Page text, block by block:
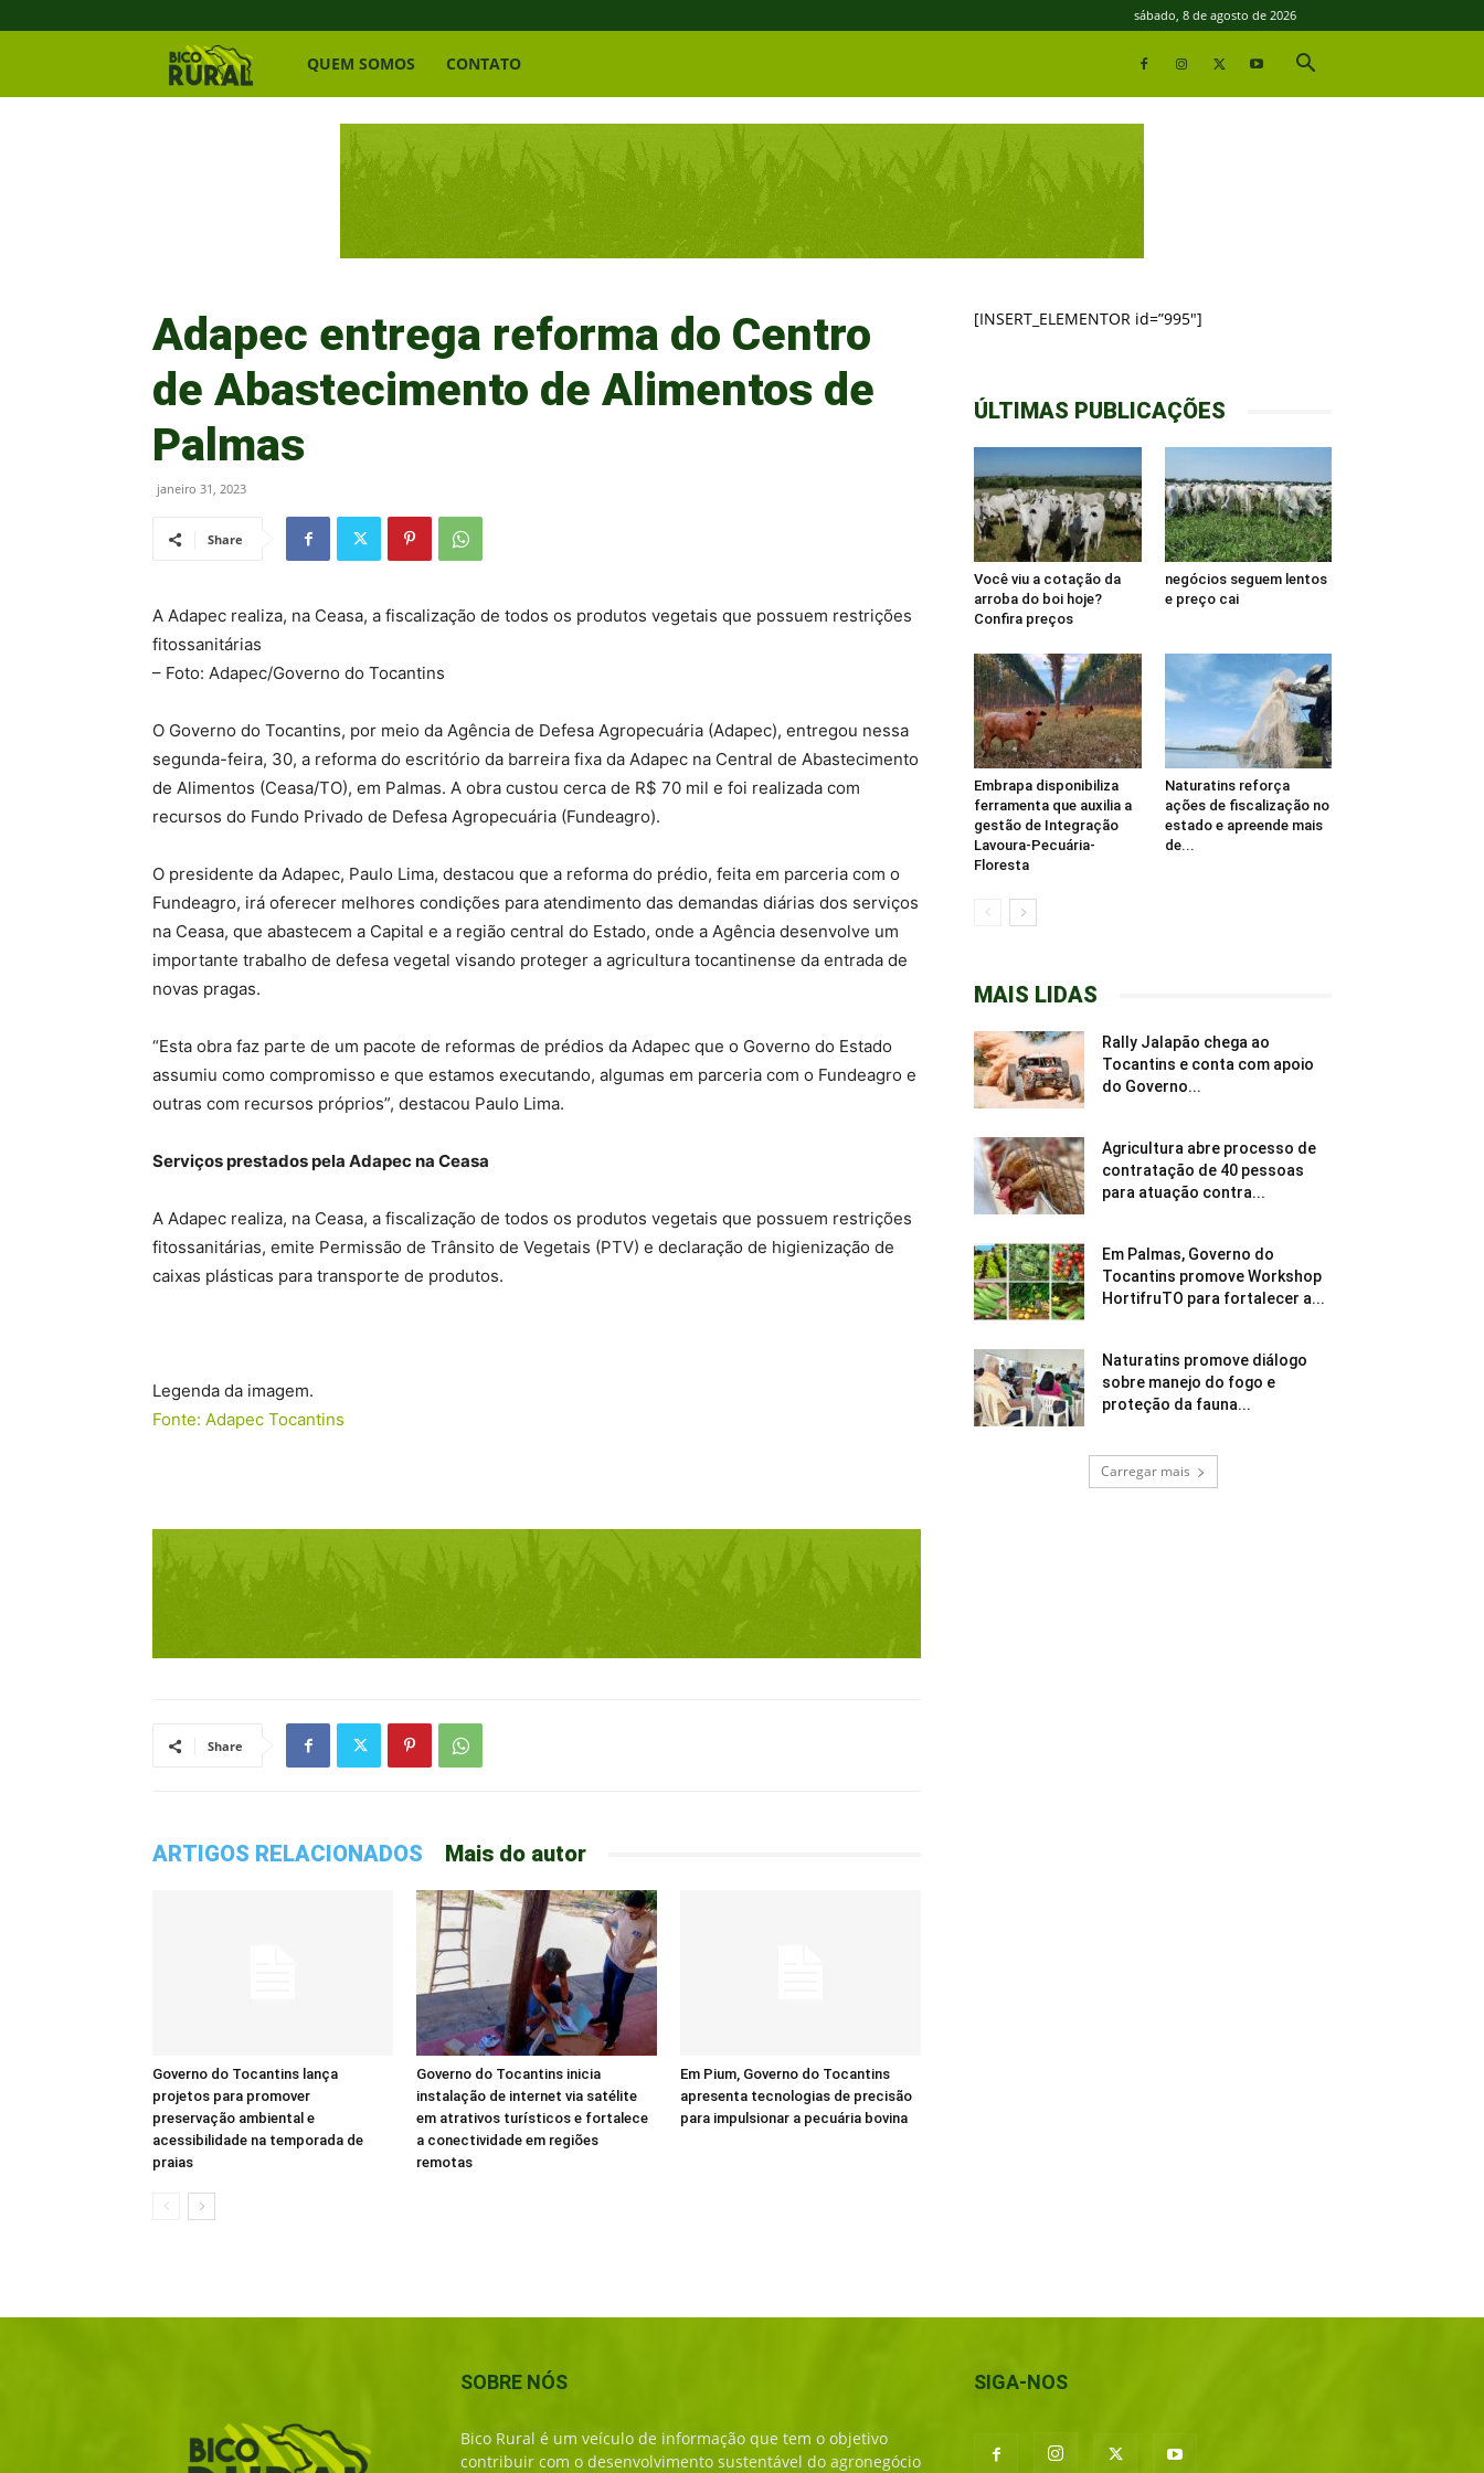
sábado, 8 de agosto de 2026
Bico
QUEM SOMOS CONTATO
Adapec entrega reforma do Centro
de Abastecimento de Alimentos de
Palmas
janeiro 31, 2023
Share
A Adapec realiza, na Ceasa, a fiscalização de todos os produtos vegetais que possuem restrições
fitossanitárias
– Foto: Adapec/Governo do Tocantins
O Governo do Tocantins, por meio da Agência de Defesa Agropecuária (Adapec), entregou nessa
segunda-feira, 30, a reforma do escritório da barreira fixa da Adapec na Central de Abastecimento
de Alimentos (Ceasa/TO), em Palmas. A obra custou cerca de R$ 70 mil e foi realizada com
recursos do Fundo Privado de Defesa Agropecuária (Fundeagro).
O presidente da Adapec, Paulo Lima, destacou que a reforma do prédio, feita em parceria com o
Fundeagro, irá oferecer melhores condições para atendimento das demandas diárias dos serviços
na Ceasa, que abastecem a Capital e a região central do Estado, onde a Agência desenvolve um
importante trabalho de defesa vegetal visando proteger a agricultura tocantinense da entrada de
novas pragas.
“Esta obra faz parte de um pacote de reformas de prédios da Adapec que o Governo do Estado
assumiu como compromisso e que estamos executando, algumas em parceria com o Fundeagro e
outras com recursos próprios”, destacou Paulo Lima.
Serviços prestados pela Adapec na Ceasa
A Adapec realiza, na Ceasa, a fiscalização de todos os produtos vegetais que possuem restrições
fitossanitárias, emite Permissão de Trânsito de Vegetais (PTV) e declaração de higienização de
caixas plásticas para transporte de produtos.
Legenda da imagem.
Fonte: Adapec Tocantins
Share
ARTIGOS RELACIONADOS Mais do autor
Governo do Tocantins lança
projetos para promover
preservação ambiental e
acessibilidade na temporada de
praias
Governo do Tocantins inicia
instalação de internet via satélite
em atrativos turísticos e fortalece
a conectividade em regiões
remotas
Em Pium, Governo do Tocantins
apresenta tecnologias de precisão
para impulsionar a pecuária bovina
[INSERT_ELEMENTOR id=”995″]
ÚLTIMAS PUBLICAÇÕES
Você viu a cotação da
arroba do boi hoje?
Confira preços
negócios seguem lentos
e preço cai
Embrapa disponibiliza
ferramenta que auxilia a
gestão de Integração
Lavoura-Pecuária-
Floresta
Naturatins reforça
ações de fiscalização no
estado e apreende mais
de...
MAIS LIDAS
Rally Jalapão chega ao
Tocantins e conta com apoio
do Governo...
Agricultura abre processo de
contratação de 40 pessoas
para atuação contra...
Em Palmas, Governo do
Tocantins promove Workshop
HortifruTO para fortalecer a...
Naturatins promove diálogo
sobre manejo do fogo e
proteção da fauna...
Carregar mais
SOBRE NÓS
Bico Rural é um veículo de informação que tem o objetivo
contribuir com o desenvolvimento sustentável do agronegócio
SIGA-NOS